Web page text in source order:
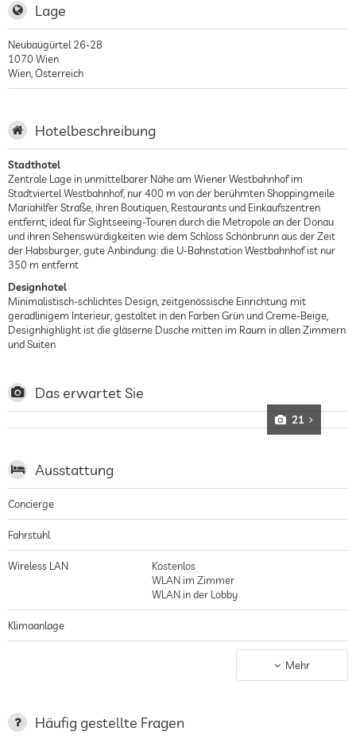
Lage
Neubaugürtel 26-28
1070 Wien
Wien Österreich
Hotelbeschreibung
Stadthotel
Zentrale Lage in unmittelbarer Nähe am Wiener Westbahnhof im
Stadtviertel Westbahnhof, nur 400 m von der berühmten Shoppingmeile
Mariahilfer Straße, ihren Boutiquen, Restaurants und Einkaufszentren
entfernt, ideal für Sightseeing-Touren durch die Metropole an der Donau
und ihren Sehenswürdigkeiten wie dem Schloss Schönbrunn aus der Zeit
der Habsburger, gute Anbindung: die U-Bahnstation Westbahnhof ist nur
350 m entfernt
Designhotel
Minimalistisch-schlichtes Design, zeitgenössische Einrichtung mit
geradlinigem Interieur, gestaltet in den Farben Grün und Creme-Beige,
Designhighlight ist die gläserne Dusche mitten im Raum in allen Zimmern
und Suiten
Das erwartet Sie
21
Ausstattung
Concierge
Fahrstuhl
Wireless LAN
Kostenlos
WLAN im Zimmer
WLAN in der Lobby
Klimaanlage
Bar
Mehr
Häufig gestellte Fragen